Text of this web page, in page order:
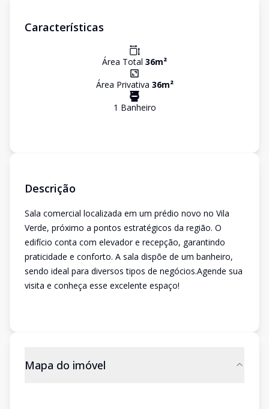
Características
Área Total 36m²
Área Privativa 36m²
1 Banheiro
Descrição
Sala comercial localizada em um prédio novo no Vila
Verde, próximo a pontos estratégicos da região. O
edifício conta com elevador e recepção, garantindo
praticidade e conforto. A sala dispõe de um banheiro,
sendo ideal para diversos tipos de negócios.Agende sua
visita e conheça esse excelente espaço!
Mapa do imóvel